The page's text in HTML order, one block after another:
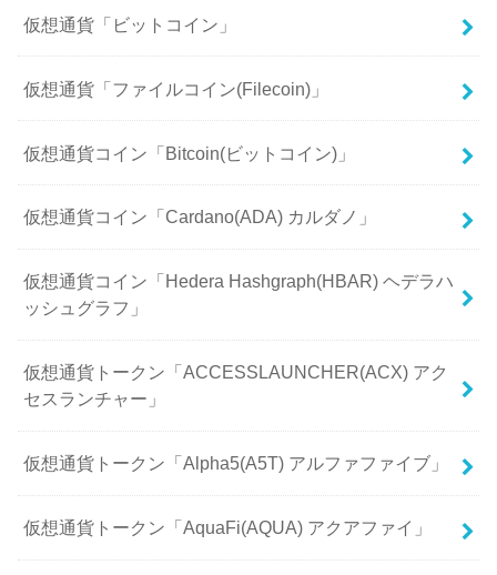
仮想通貨「ビットコイン」
仮想通貨「ファイルコイン(Filecoin)」
仮想通貨コイン「Bitcoin(ビットコイン)」
仮想通貨コイン「Cardano(ADA) カルダノ」
仮想通貨コイン「Hedera Hashgraph(HBAR) ヘデラハ
ッシュグラフ」
仮想通貨トークン「ACCESSLAUNCHER(ACX) アク
セスランチャー」
仮想通貨トークン「Alpha5(A5T) アルファファイブ」
仮想通貨トークン「AquaFi(AQUA) アクアファイ」